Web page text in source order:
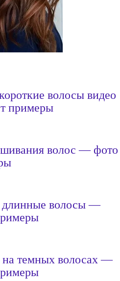
волосы видео
примеры
волос — фото
длинные волосы —
на темных волосах —